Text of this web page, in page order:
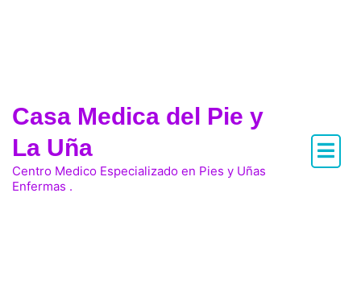
Casa Medica del Pie y
La Uña
Centro Medico Especializado en Pies y Uñas
Enfermas .